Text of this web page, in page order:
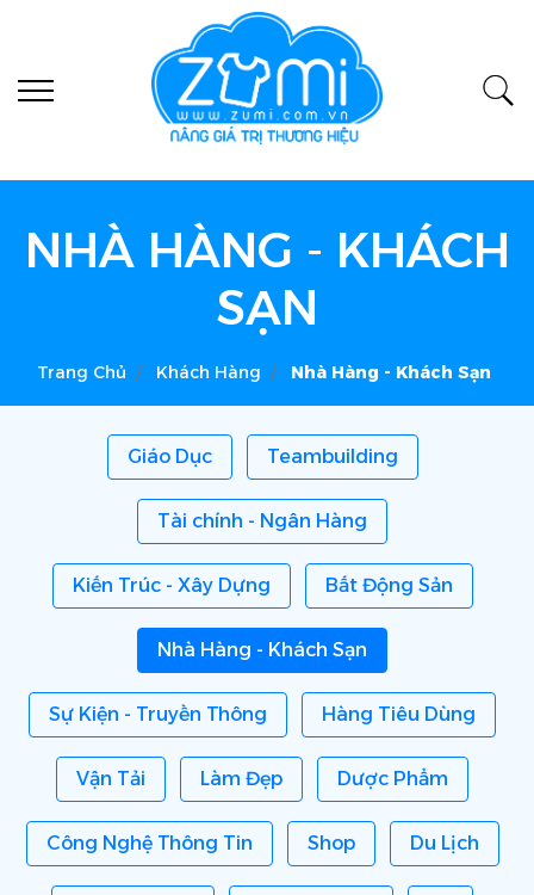
NHÀ HÀNG - KHÁCH
SẠN
Trang Chủ Khách Hàng Nhà Hàng - Khách Sạn
Giáo Dục Teambuilding
Tài chính - Ngân Hàng
Kiến Trúc - Xây Dựng Bất Động Sản
Nhà Hàng - Khách Sạn
Sự Kiện - Truyền Thông Hàng Tiêu Dùng
Vận Tải Làm Đẹp Dược Phẩm
Công Nghệ Thông Tin Shop Du Lịch